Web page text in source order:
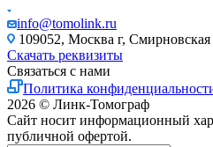
info@tomolink.ru
109052, Москва г,
Скачать реквизиты
Связаться с нами
Политика
2026 © Линк-Томограф
Сайт носит информационный
публичной офертой.